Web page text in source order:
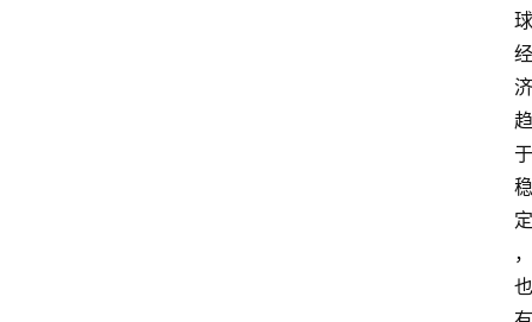
球
经
济
趋
于
稳
定
，
也